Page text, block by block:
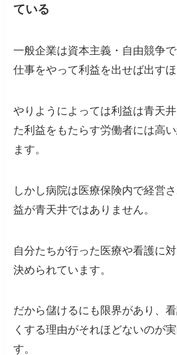
ている
一般企業は資本主義・自由競争
仕事をやって利益を出せば出すほ
やりようによっては利益は青天
た利益をもたらす労働者には高
ます。
しかし病院は医療保険内で経営
益が青天井ではありません。
自分たちが行った医療や看護に
決められています。
だから儲けるにも限界があり、
くする理由がそれほどないのが
す。